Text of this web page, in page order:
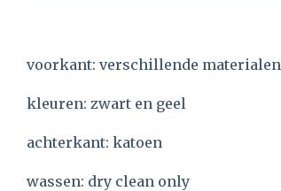
voorkant: verschillende materialen
kleuren: zwart en geel
achterkant: katoen
wassen: dry clean only